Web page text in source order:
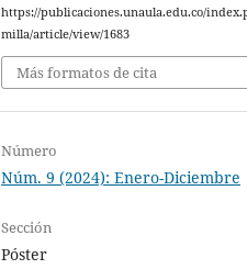
https://publicaciones.unaula.edu.co/
milla/article/view/1683
Más formatos de cita
Número
Núm. 9 (2024): Enero-Diciembre
Sección
Póster